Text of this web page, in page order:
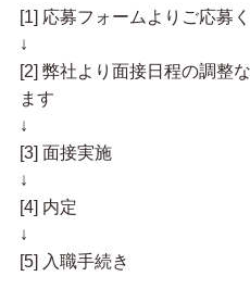
[1] 応募フォームよりご応募
↓
[2] 弊社より面接日程の調整
ます
↓
[3] 面接実施
↓
[4] 内定
↓
[5] 入職手続き